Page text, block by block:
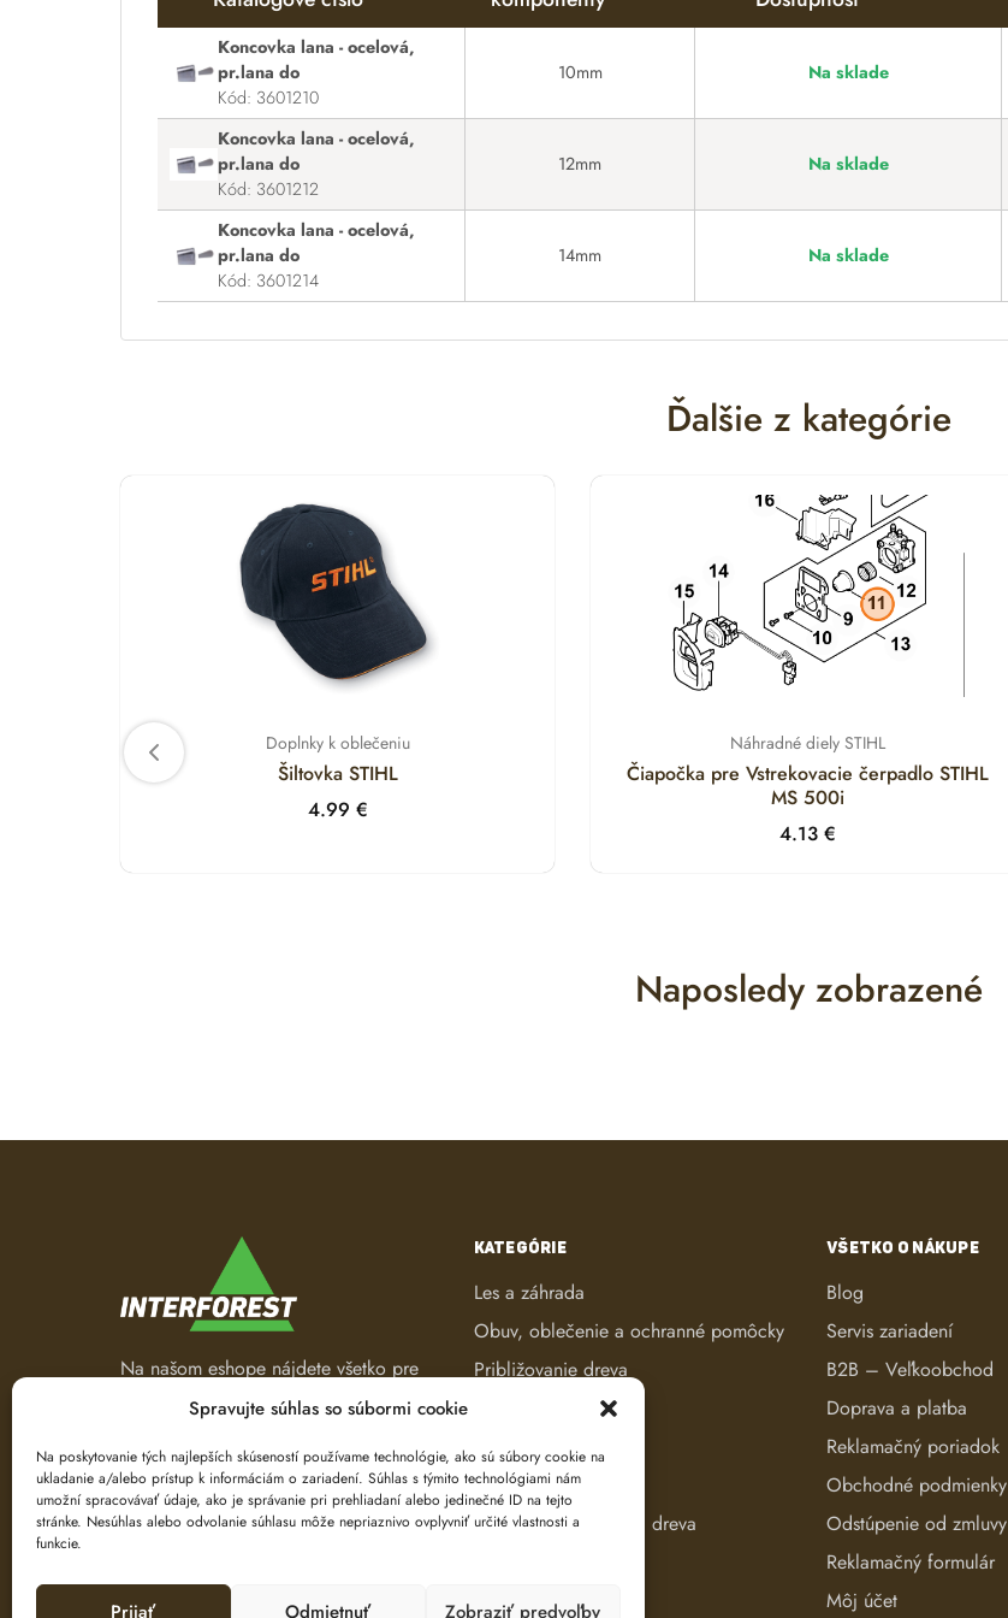
Spravujte súhlas so súbormi cookie
Na poskytovanie tých najlepších skúseností používame technológie, ako sú súbory cookie na
ukladanie a/alebo prístup k informáciám o zariadení. Súhlas s týmito technológiami nám
umožní spracovávať údaje, ako je správanie pri prehliadaní alebo jedinečné ID na tejto
stránke. Nesúhlas alebo odvolanie súhlasu môže nepriaznivo ovplyvniť určité vlastnosti a
funkcie.
Prijať Odmietnuť Zobraziť predvoľby
Koncovka lana - ocelová,
pr.lana do
Kód: 3601210
10mm Na sklade
Koncovka lana - ocelová,
pr.lana do
Kód: 3601212
12mm Na sklade
Koncovka lana - ocelová,
pr.lana do
Kód: 3601214
14mm Na sklade
Ďalšie z kategórie
Doplnky k oblečeniu
Šiltovka STIHL
4.99 €
Náhradné diely STIHL
Čiapočka pre Vstrekovacie čerpadlo STIHL
MS 500i
4.13€
Naposledy zobrazené
Na našom eshope nájdete všetko pre
les a záhradu. Od pracovného
oblečenia, nástrojov na ťažbu a
spracovanie dreva až po ručné
náradie.
KATEGÓRIE
Les a záhrada
Obuv, oblečenie a ochranné pomôcky
Približovanie dreva
Robotické kosačky
Spracovanie dreva
Ťažba dreva
Značenie a evidencia dreva
VŠETKO O NÁKUPE
Blog
Servis zariadení
B2B – Veľkoobchod
Doprava a platba
Reklamačný poriadok
Obchodné podmienky
Odstúpenie od zmluvy
Reklamačný formulár
Môj účet